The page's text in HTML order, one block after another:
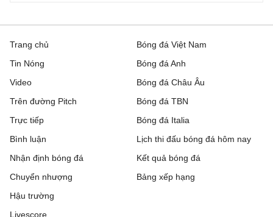
Trang chủ
Tin Nóng
Video
Trên đường Pitch
Trực tiếp
Bóng đá Việt Nam
Bóng đá Anh
Bóng đá Châu Âu
Bóng đá TBN
Bóng đá Italia
Bình luận
Nhận định bóng đá
Chuyển nhượng
Hậu trường
Livescore
Lịch thi đấu bóng đá hôm nay
Kết quả bóng đá
Bảng xếp hạng